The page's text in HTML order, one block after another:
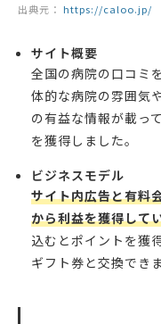
出典元： https://caloo.jp/
サイト概要
全国の病院の口コミ
体的な病院の雰囲気
の有益な情報が載っ
を獲得しました。
ビジネスモデル
サイト内広告と有料
から利益を獲得して
込むとポイントを獲
ギフト券と交換できま